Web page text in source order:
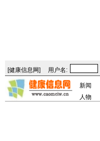
[健康信息网] 用户名:
新闻
人物